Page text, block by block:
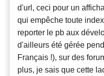
d'url, ceci pour un
qui empêche toute
reporter le pb aux
d'ailleurs été gérée
Français !), sur des
plus, je sais que cette